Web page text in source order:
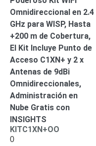
y
Mobiliario
AccesoriosMobiliario
de
ApoyoPantallas
/
MonitoresVideowall
Seguridad
Protección
Contra
Descargas
Omnidireccional en 2.4
GHz para WISP, Hasta
+200 m de Cobertura,
El Kit Incluye Punto de
Acceso C1XN+ y 2 x
Antenas de 9dBi
Omnidireccionales,
Administración en
Nube Gratis con
INSIGHTS
KITC1XN+OO
0